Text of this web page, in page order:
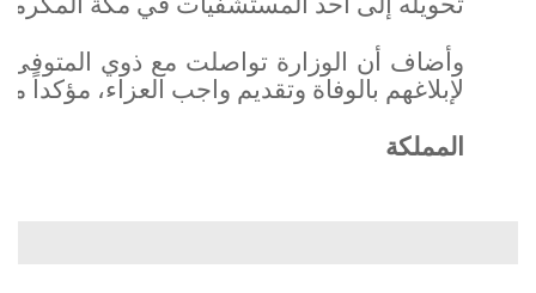
وأضاف أن الوزارة تواصلت مع ذوي المتوفى
لإبلاغهم بالوفاة وتقديم واجب العزاء، مؤكداً
المملكة